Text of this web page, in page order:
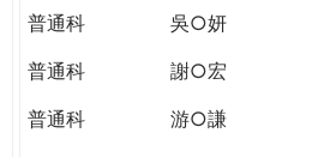
普通科
吳○妍
普通科
謝○宏
普通科
游○謙